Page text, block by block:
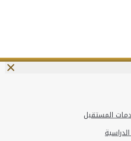
المستقبل